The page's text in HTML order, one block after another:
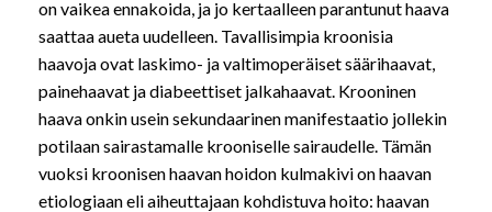
on vaikea ennakoida, ja jo kertaalleen parantunut haava
saattaa aueta uudelleen. Tavallisimpia kroonisia
haavoja ovat laskimo- ja valtimoperäiset säärihaavat,
painehaavat ja diabeettiset jalkahaavat. Krooninen
haava onkin usein sekundaarinen manifestaatio jollekin
potilaan sairastamalle krooniselle sairaudelle. Tämän
vuoksi kroonisen haavan hoidon kulmakivi on haavan
etiologiaan eli aiheuttajaan kohdistuva hoito: haavan